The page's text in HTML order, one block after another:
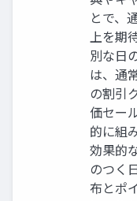
とで、
上を期
別な日
は、通
の割引
価セー
的に組
効果的
のつく
布とポ